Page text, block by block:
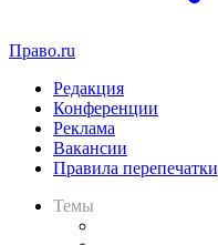
Право.ru
Редакция
Конференции
Реклама
Вакансии
Правила перепечатки
Темы